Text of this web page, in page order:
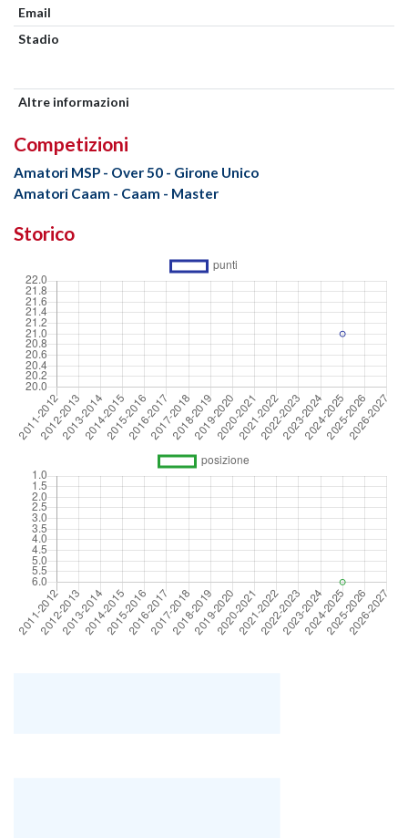
Email
Stadio
Altre informazioni
Competizioni
Amatori MSP - Over 50 - Girone Unico
Amatori Caam - Caam - Master
Storico